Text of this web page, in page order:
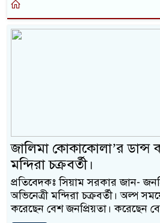
জালিমা কোকাকোলা’র
মন্দিরা চক্রবর্তী।
প্রতিবেদকঃ সিয়াম সরকার জান-
অভিনেত্রী মন্দিরা চক্রবর্তী। অল্প
করেছেন বেশ জনপ্রিয়তা। করেছেন